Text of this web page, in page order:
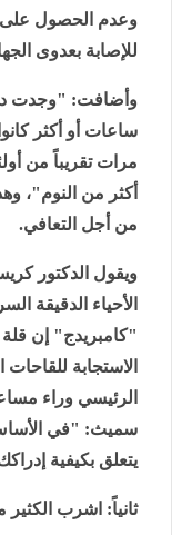
وعدم الحصول
للإصابة بعدوى
وأضافت: "وجدت
ساعات أو أكثر
مرات تقريباً من
أكثر من النوم"،
من أجل التعافي.
ويقول الدكتور
الأحياء الدقيقة
"كامبريدج" إن قلة
الاستجابة للقاحات
الرئيسي وراء
سميث: "في
يتعلق بكيفية
ثانياً: اشرب